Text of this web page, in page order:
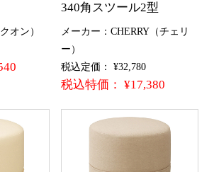
オン）
340角スツール2型
メーカー：CHERRY（チェリ
ー）
税込定価： ¥32,780
税込特価： ¥17,380